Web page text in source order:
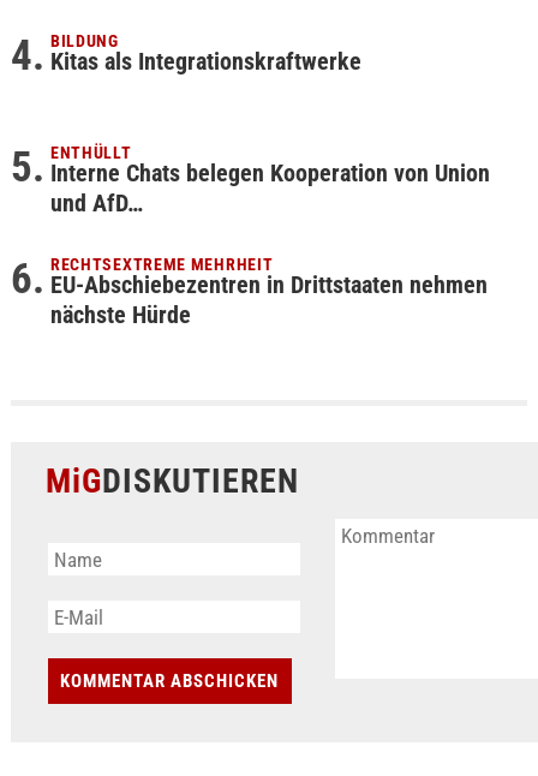
BILDUNG
Kitas als Integrationskraftwerke
ENTHÜLLT
Interne Chats belegen Kooperation von Union
und AfD…
RECHTSEXTREME MEHRHEIT
EU-Abschiebezentren in Drittstaaten nehmen
nächste Hürde
MiGDISKUTIEREN